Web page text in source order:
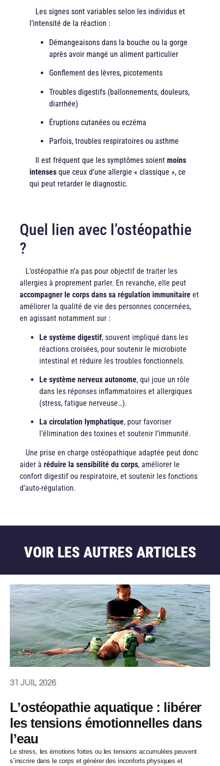
Les signes sont variables selon les individus et
l’intensité de la réaction :
Démangeaisons dans la bouche ou la gorge
après avoir mangé un aliment particulier
Gonflement des lèvres, picotements
Troubles digestifs (ballonnements, douleurs,
diarrhée)
Éruptions cutanées ou eczéma
Parfois, troubles respiratoires ou asthme
Il est fréquent que les symptômes soient moins
intenses que ceux d’une allergie « classique », ce
qui peut retarder le diagnostic.
Quel lien avec l’ostéopathie
?
L’ostéopathie n’a pas pour objectif de traiter les
allergies à proprement parler. En revanche, elle peut
accompagner le corps dans sa régulation immunitaire et
améliorer la qualité de vie des personnes concernées,
en agissant notamment sur :
Le système digestif, souvent impliqué dans les
réactions croisées, pour soutenir le microbiote
intestinal et réduire les troubles fonctionnels.
Le système nerveux autonome, qui joue un rôle
dans les réponses inflammatoires et allergiques
(stress, fatigue nerveuse…).
La circulation lymphatique, pour favoriser
l’élimination des toxines et soutenir l’immunité.
Une prise en charge ostéopathique adaptée peut donc
aider à réduire la sensibilité du corps, améliorer le
confort digestif ou respiratoire, et soutenir les fonctions
d’auto-régulation.
VOIR LES AUTRES ARTICLES
31 JUIL 2026
L’ostéopathie aquatique : libérer
les tensions émotionnelles dans
l’eau
Le stress, les émotions fortes ou les tensions accumulées peuvent
s’inscrire dans le corps et générer des inconforts physiques et